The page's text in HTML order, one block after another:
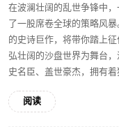
在波澜壮阔的乱世争锋中
了一股席卷全球的策略风
的史诗巨作，将带你踏上
弘壮阔的沙盘世界为舞台
史名臣、盖世豪杰，拥有
阅读